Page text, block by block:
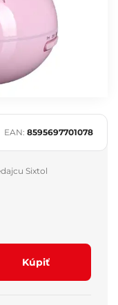
EAN: 8595697701078
Sixtol
Kúpiť